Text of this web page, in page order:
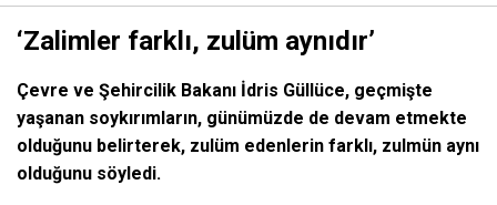
‘Zalimler farklı, zulüm aynıdır’
Çevre ve Şehircilik Bakanı İdris Güllüce, geçmişte
yaşanan soykırımların, günümüzde de devam etmekte
olduğunu belirterek, zulüm edenlerin farklı, zulmün aynı
olduğunu söyledi.